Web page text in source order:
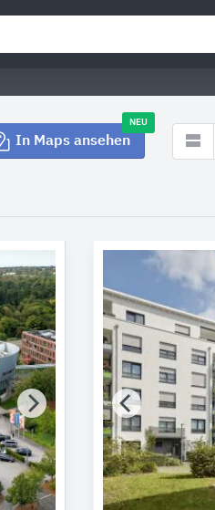
In Maps ansehen
NEU